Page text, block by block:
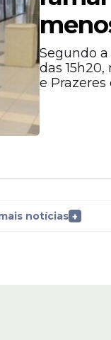
Segundo
das
e
notícias +